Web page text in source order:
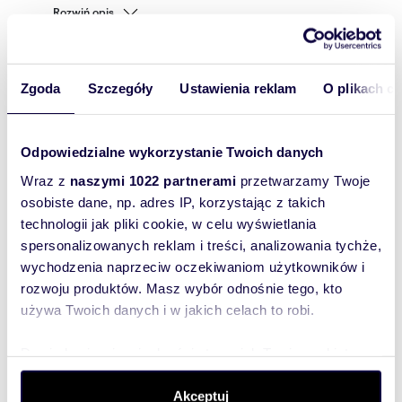
Zgoda Szczegóły Ustawienia reklam O plikach
Odpowiedzialne wykorzystanie Twoich danych
Wraz z naszymi 1022 partnerami przetwarzamy Twoje
osobiste dane, np. adres IP, korzystając z takich
technologii jak pliki cookie, w celu wyświetlania
spersonalizowanych reklam i treści, analizowania tychże,
wychodzenia naprzeciw oczekiwaniom użytkowników i
rozwoju produktów. Masz wybór odnośnie tego, kto
używa Twoich danych i w jakich celach to robi.
dane są przetwarzane oraz ustaw własne preferencje w
. W Deklaracji plików cookie możesz
Akceptuj
Rozwiń opis
Liczba
pokoi:
2
województwo:
warmińsko-
mazurskiepowiat:Olsztyngmina:
Olsztyn
miejscowość:
ulica: Biskupa Tomasza
Wilczyńskiego
Podobne oferty w tej lokalizacji
WYRÓŻNIONE